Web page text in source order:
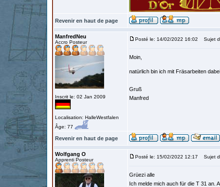
Revenir en haut de page
ManfredNeu
Accro Posteur
Inscrit le: 02 Jan 2009
Localisation: HalleWestfalen
Âge: 77
Posté le: 14/02/2022 16:02 Sujet
Moin,
natürlich bin ich mit Fräsarbeiten
Gruß
Manfred
Revenir en haut de page
Wolfgang O
Apprenti Posteur
Posté le: 15/02/2022 12:17 Sujet
Grüezi alle
Ich melde mich auch für die T 31 an.